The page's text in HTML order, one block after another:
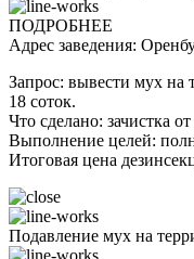
ПОДРОБНЕЕ
Адрес заведения:
Запрос: вывести мух на
18 соток.
Что сделано: зачистка
Выполнение целей:
Итоговая цена
Подавление мух на